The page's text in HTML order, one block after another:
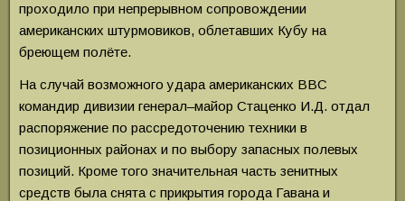
проходило при непрерывном сопровождении
американских штурмовиков, облетавших Кубу на
бреющем полёте.
На случай возможного удара американских ВВС
командир дивизии генерал–майор Стаценко И.Д. отдал
распоряжение по рассредоточению техники в
позиционных районах и по выбору запасных полевых
позиций. Кроме того значительная часть зенитных
средств была снята с прикрытия города Гавана и